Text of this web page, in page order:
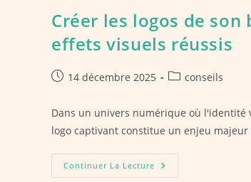
Créer les logos de
effets visuels réussis
Publication
14 décembre 2025
Postconseils
Dans un univers numérique où
logo captivant constitue un enjeu
Continuer La Lecture Créer
Les